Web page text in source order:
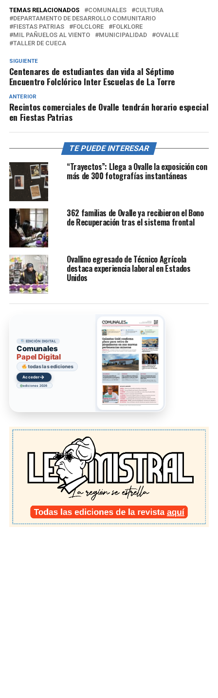
TEMAS RELACIONADOS COMUNALES
CULTURA
DEPARTAMENTO DE DESARROLLO COMUNITARIO
FIESTAS PATRIAS
FOLCLORE
FOLKLORE
MIL PAÑUELOS AL VIENTO
MUNICIPALIDAD
OVALLE
TALLER DE CUECA
SIGUIENTE
Centenares de estudiantes dan vida al Séptimo
Encuentro Folclórico Inter Escuelas de La Torre
ANTERIOR
Recintos comerciales de Ovalle tendrán horario especial
en Fiestas Patrias
TE PUEDE INTERESAR
“Trayectos”: Llega a Ovalle la exposición con
más de 300 fotografías instantáneas
362 familias de Ovalle ya recibieron el Bono
de Recuperación tras el sistema frontal
Ovallino egresado de Técnico Agrícola
destaca experiencia laboral en Estados
Unidos
EDICIÓN DIGITAL
Comunales
Papel Digital
todas las ediciones
Acceder→
ediciones 2026